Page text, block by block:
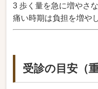
3 歩く量を急に増やさ
痛い時期は負担を増や
受診の目安（重